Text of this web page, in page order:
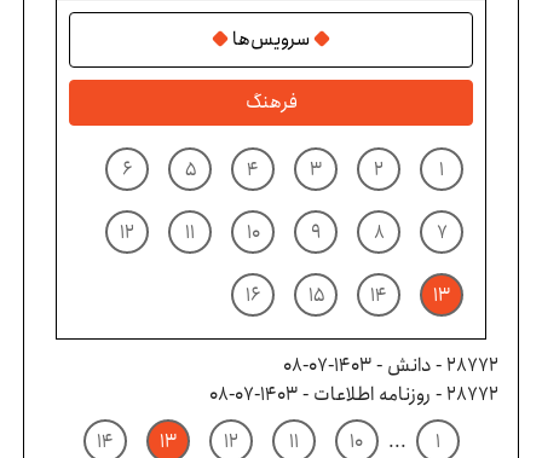
سرویس‌ها
فرهنگ
۱ ۲ ۳ ۴ ۵ ۶
۷ ۸ ۹ ۱۰ ۱۱ ۱۲
۱۳ ۱۴ ۱۵ ۱۶
28772 - دانش - ۱۴۰۳-۰۷-۰۸
28772 - روزنامه اطلاعات - ۱۴۰۳-۰۷-۰۸
۱
... ۱۰ ۱۱ ۱۲ ۱۳ ۱۴